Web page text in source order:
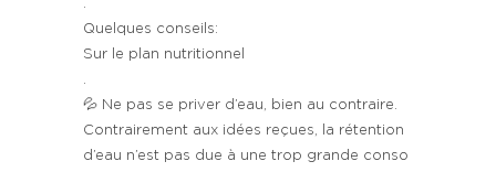
.
Quelques conseils:
Sur le plan nutritionnel
.
💦 Ne pas se priver d’eau, bien au contraire.
Contrairement aux idées reçues, la rétention
d’eau n’est pas due à une trop grande conso